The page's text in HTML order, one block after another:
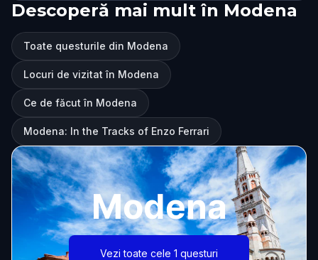
Descoperă mai mult în Modena
Toate questurile din Modena
Locuri de vizitat în Modena
Ce de făcut în Modena
Modena: In the Tracks of Enzo Ferrari
Modena
Vezi toate cele 1 questuri